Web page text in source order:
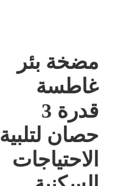
مضخة بئر
غاطسة
قدرة 3
حصان لتلبية
الاحتياجات